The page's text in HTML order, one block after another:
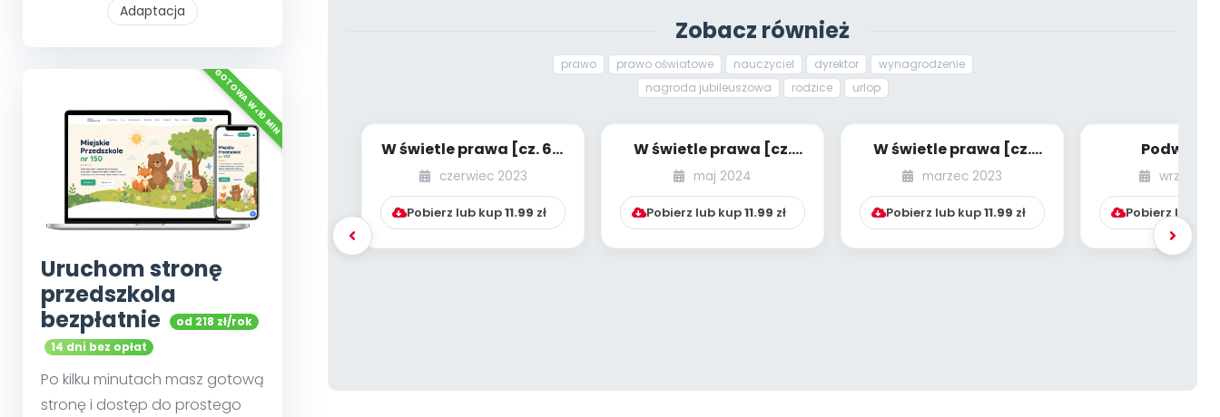
Adaptacja
Uruchom stronę
przedszkola
bezpłatnie
od 218 zł/rok
14 dni bez opłat
Po kilku minutach masz gotową
stronę i dostęp do prostego
Zobacz również
prawo prawo oświatowe nauczyciel dyrektor
wynagrodzenie
nagroda jubileuszowa
rodzice urlop
W świetle prawa [cz. 61]
[kącik eksperta]
czerwiec 2023
Pobierz lub kup11.99 zł
W świetle prawa [cz.
65] [kącik eksperta]
maj 2024
Pobierz lub kup11.99 zł
W świetle prawa [cz.
58] [kącik eksperta]
marzec 2023
Pobierz lub kup11.99 zł
Podwyżki
września
dalej...
wrzesień
Pobierz lub